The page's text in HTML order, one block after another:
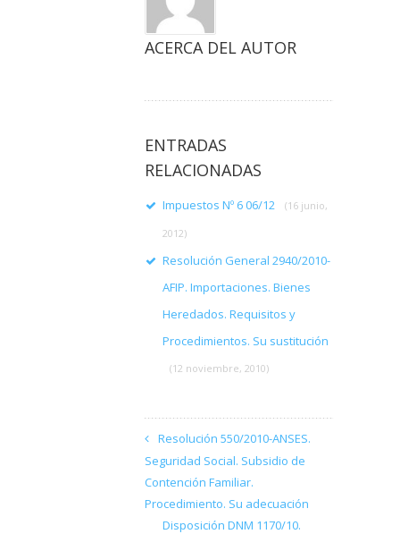
ACERCA DEL AUTOR
ENTRADAS
RELACIONADAS
Impuestos Nº 6 06/12 (16 junio,
2012)
Resolución General 2940/2010-
AFIP. Importaciones. Bienes
Heredados. Requisitos y
Procedimientos. Su sustitución
(12 noviembre, 2010)
Resolución 550/2010-ANSES.
Seguridad Social. Subsidio de
Contención Familiar.
Procedimiento. Su adecuación
Disposición DNM 1170/10.